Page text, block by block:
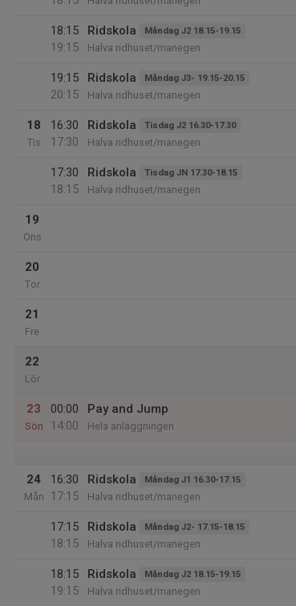
18:15
19:15
Ridskola Måndag J2 18.15-19.15
Halva ridhuset/manegen
19:15
20:15
Ridskola Måndag J3- 19.15-20.15
Halva ridhuset/manegen
18
Tis
16:30
17:30
Ridskola Tisdag J2 16.30-17.30
Halva ridhuset/manegen
17:30
18:15
Ridskola Tisdag JN 17.30-18.15
Halva ridhuset/manegen
19
Ons
20
Tor
21
Fre
22
Lör
23
Sön
00:00
14:00
Pay and Jump
Hela anläggningen
24
Mån
16:30
17:15
Ridskola Måndag J1 16.30-17.15
Halva ridhuset/manegen
17:15
18:15
Ridskola Måndag J2- 17.15-18.15
Halva ridhuset/manegen
18:15
19:15
Ridskola Måndag J2 18.15-19.15
Halva ridhuset/manegen